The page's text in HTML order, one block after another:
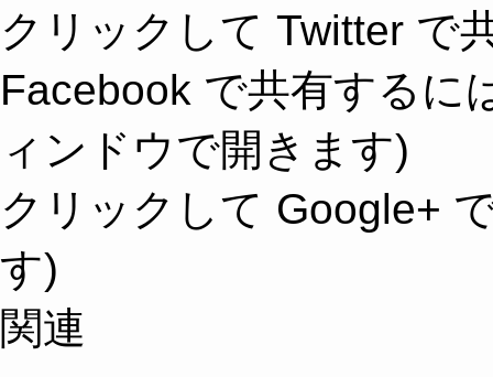
クリックして Twitter で
Facebook で共有するに
ィンドウで開きます)
クリックして Google+
す)
関連